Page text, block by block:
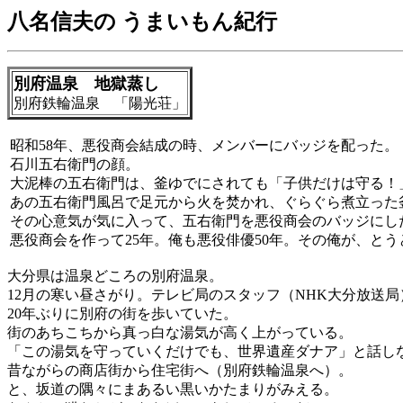
八名信夫の うまいもん紀行
別府温泉 地獄蒸し
別府鉄輪温泉 「陽光荘」
昭和58年、悪役商会結成の時、メンバーにバッジを配った。
石川五右衛門の顔。
大泥棒の五右衛門は、釜ゆでにされても「子供だけは守る！
あの五右衛門風呂で足元から火を焚かれ、ぐらぐら煮立っ
その心意気が気に入って、五右衛門を悪役商会のバッジにし
悪役商会を作って25年。俺も悪役俳優50年。その俺が、
大分県は温泉どころの別府温泉。
12月の寒い昼さがり。テレビ局のスタッフ（NHK大分放送
20年ぶりに別府の街を歩いていた。
街のあちこちから真っ白な湯気が高く上がっている。
「この湯気を守っていくだけでも、世界遺産ダナア」と話し
昔ながらの商店街から住宅街へ（別府鉄輪温泉へ）。
と、坂道の隅々にまあるい黒いかたまりがみえる。